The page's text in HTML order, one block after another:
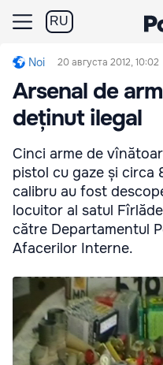
RU
Noi 20 августа 2012, 10:02
Arsenal de
deținut ilegal
Cinci arme de
pistol cu gaze și circa
calibru au fost
locuitor al satul
către Departamentul
Afacerilor Interne.